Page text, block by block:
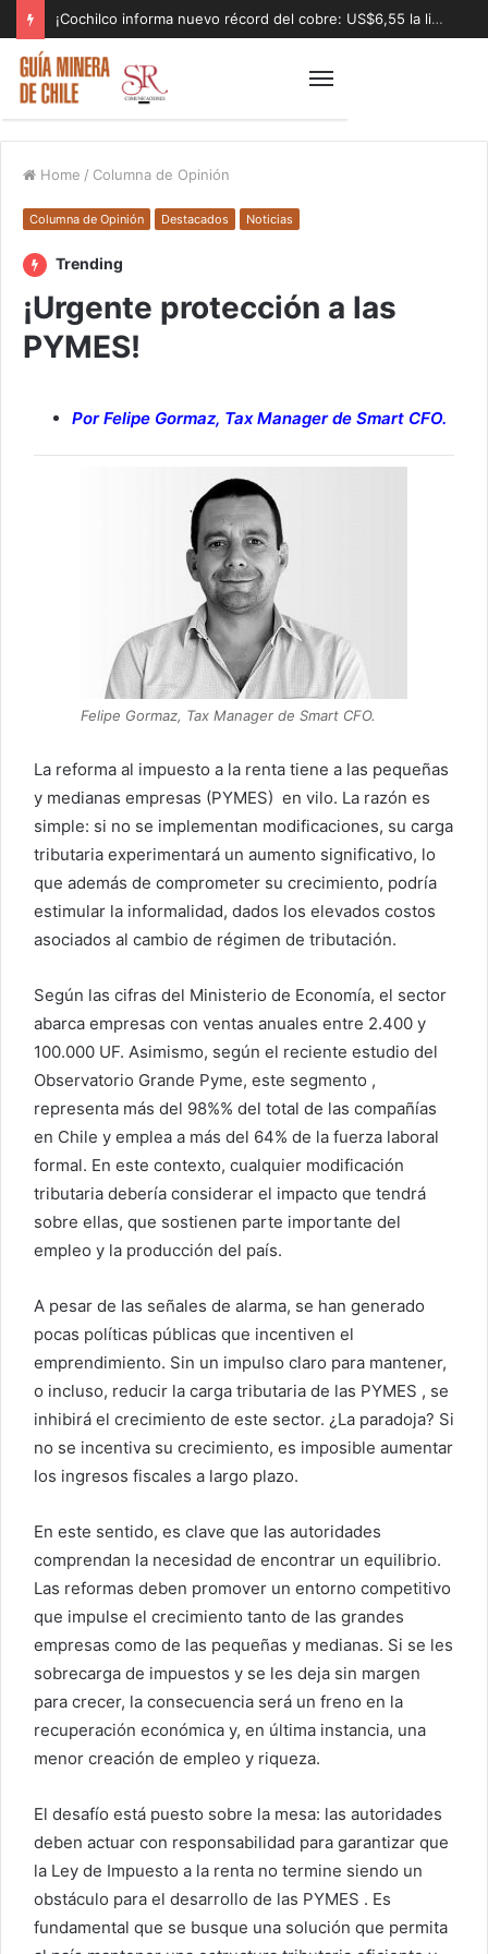
¡Cochilco informa nuevo récord del cobre: US$6,55 la libra!
Home / Columna de Opinión
Columna de Opinión Destacados Noticias
Trending
¡Urgente protección a las
PYMES!
Por Felipe Gormaz, Tax Manager de Smart CFO.
Felipe Gormaz, Tax Manager de Smart CFO.
La reforma al impuesto a la renta tiene a las pequeñas
y medianas empresas (PYMES) en vilo. La razón es
simple: si no se implementan modificaciones, su carga
tributaria experimentará un aumento significativo, lo
que además de comprometer su crecimiento, podría
estimular la informalidad, dados los elevados costos
asociados al cambio de régimen de tributación.
Según las cifras del Ministerio de Economía, el sector
abarca empresas con ventas anuales entre 2.400 y
100.000 UF. Asimismo, según el reciente estudio del
Observatorio Grande Pyme, este segmento ,
representa más del 98%% del total de las compañías
en Chile y emplea a más del 64% de la fuerza laboral
formal. En este contexto, cualquier modificación
tributaria debería considerar el impacto que tendrá
sobre ellas, que sostienen parte importante del
empleo y la producción del país.
A pesar de las señales de alarma, se han generado
pocas políticas públicas que incentiven el
emprendimiento. Sin un impulso claro para mantener,
o incluso, reducir la carga tributaria de las PYMES , se
inhibirá el crecimiento de este sector. ¿La paradoja? Si
no se incentiva su crecimiento, es imposible aumentar
los ingresos fiscales a largo plazo.
En este sentido, es clave que las autoridades
comprendan la necesidad de encontrar un equilibrio.
Las reformas deben promover un entorno competitivo
que impulse el crecimiento tanto de las grandes
empresas como de las pequeñas y medianas. Si se les
sobrecarga de impuestos y se les deja sin margen
para crecer, la consecuencia será un freno en la
recuperación económica y, en última instancia, una
menor creación de empleo y riqueza.
El desafío está puesto sobre la mesa: las autoridades
deben actuar con responsabilidad para garantizar que
la Ley de Impuesto a la renta no termine siendo un
obstáculo para el desarrollo de las PYMES . Es
fundamental que se busque una solución que permita